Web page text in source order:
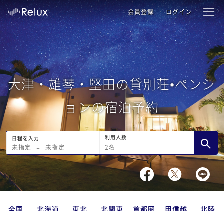
会員登録 ログイン
大津・雄琴・堅田の貸別荘•ペンシ
ョンの宿泊予約
日程を入力
未指定 − 未指定
利用人数
2名
全国 北海道 東北 北関東 首都圏 甲信越 北陸